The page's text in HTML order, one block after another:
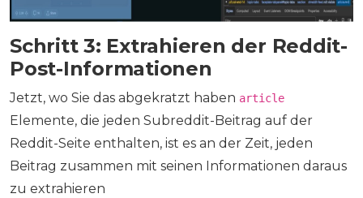
Schritt 3: Extrahieren der Reddit-
Post-Informationen
Jetzt, wo Sie das abgekratzt haben article
Elemente, die jeden Subreddit-Beitrag auf der
Reddit-Seite enthalten, ist es an der Zeit, jeden
Beitrag zusammen mit seinen Informationen daraus
zu extrahieren